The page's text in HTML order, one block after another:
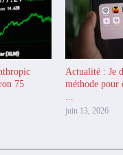
75
Actualité : Je
méthode pour
juin 13, 2026